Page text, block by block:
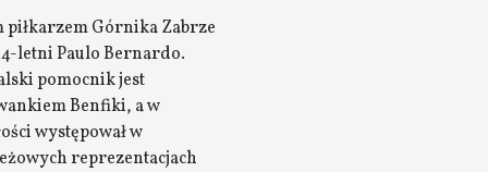
piłkarzem Górnika Zabrze
letni Paulo Bernardo.
pomocnik jest
Benfiki, a w
występował w
reprezentacjach